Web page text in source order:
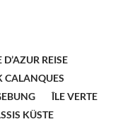
D’AZUR REISE
CALANQUES
ÎLE VERTE
KÜSTE